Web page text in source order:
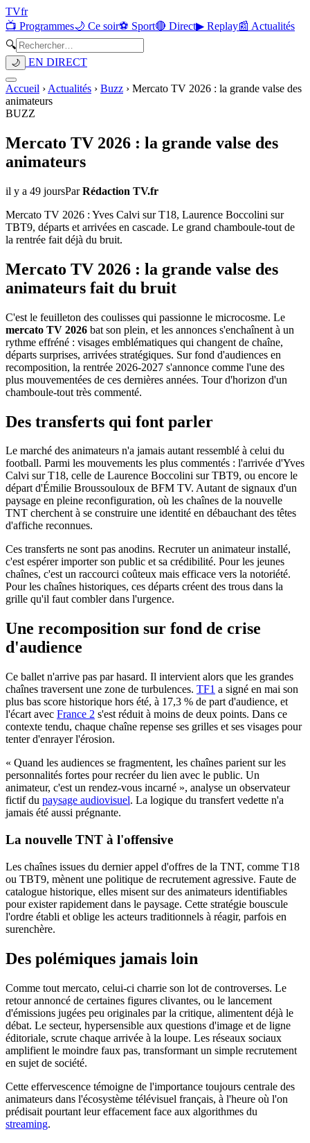
TVfr
📺 Programmes🌙 Ce soir⚽ Sport🔴 Direct▶ Replay📰 Actualités
🔍
🌙 EN DIRECT
Accueil › Actualités › Buzz › Mercato TV 2026 : la grande valse des
animateurs
BUZZ
Mercato TV 2026 : la grande valse des
animateurs
il y a 49 joursParRédaction TV.fr
Mercato TV 2026 : Yves Calvi sur T18, Laurence Boccolini sur
TBT9, départs et arrivées en cascade. Le grand chamboule-tout de
la rentrée fait déjà du bruit.
Mercato TV 2026 : la grande valse des
animateurs fait du bruit
C'est le feuilleton des coulisses qui passionne le microcosme. Le
mercato TV 2026 bat son plein, et les annonces s'enchaînent à un
rythme effréné : visages emblématiques qui changent de chaîne,
départs surprises, arrivées stratégiques. Sur fond d'audiences en
recomposition, la rentrée 2026-2027 s'annonce comme l'une des
plus mouvementées de ces dernières années. Tour d'horizon d'un
chamboule-tout très commenté.
Des transferts qui font parler
Le marché des animateurs n'a jamais autant ressemblé à celui du
football. Parmi les mouvements les plus commentés : l'arrivée d'Yves
Calvi sur T18, celle de Laurence Boccolini sur TBT9, ou encore le
départ d'Émilie Broussouloux de BFM TV. Autant de signaux d'un
paysage en pleine reconfiguration, où les chaînes de la nouvelle
TNT cherchent à se construire une identité en débauchant des têtes
d'affiche reconnues.
Ces transferts ne sont pas anodins. Recruter un animateur installé,
c'est espérer importer son public et sa crédibilité. Pour les jeunes
chaînes, c'est un raccourci coûteux mais efficace vers la notoriété.
Pour les chaînes historiques, ces départs créent des trous dans la
grille qu'il faut combler dans l'urgence.
Une recomposition sur fond de crise
d'audience
Ce ballet n'arrive pas par hasard. Il intervient alors que les grandes
chaînes traversent une zone de turbulences. TF1 a signé en mai son
plus bas score historique hors été, à 17,3 % de part d'audience, et
l'écart avec France 2 s'est réduit à moins de deux points. Dans ce
contexte tendu, chaque chaîne repense ses grilles et ses visages pour
tenter d'enrayer l'érosion.
« Quand les audiences se fragmentent, les chaînes parient sur les
personnalités fortes pour recréer du lien avec le public. Un
animateur, c'est un rendez-vous incarné », analyse un observateur
fictif du paysage audiovisuel. La logique du transfert vedette n'a
jamais été aussi prégnante.
La nouvelle TNT à l'offensive
Les chaînes issues du dernier appel d'offres de la TNT, comme T18
ou TBT9, mènent une politique de recrutement agressive. Faute de
catalogue historique, elles misent sur des animateurs identifiables
pour exister rapidement dans le paysage. Cette stratégie bouscule
l'ordre établi et oblige les acteurs traditionnels à réagir, parfois en
surenchère.
Des polémiques jamais loin
Comme tout mercato, celui-ci charrie son lot de controverses. Le
retour annoncé de certaines figures clivantes, ou le lancement
d'émissions jugées peu originales par la critique, alimentent déjà le
débat. Le secteur, hypersensible aux questions d'image et de ligne
éditoriale, scrute chaque arrivée à la loupe. Les réseaux sociaux
amplifient le moindre faux pas, transformant un simple recrutement
en sujet de société.
Cette effervescence témoigne de l'importance toujours centrale des
animateurs dans l'écosystème télévisuel français, à l'heure où l'on
prédisait pourtant leur effacement face aux algorithmes du
streaming.